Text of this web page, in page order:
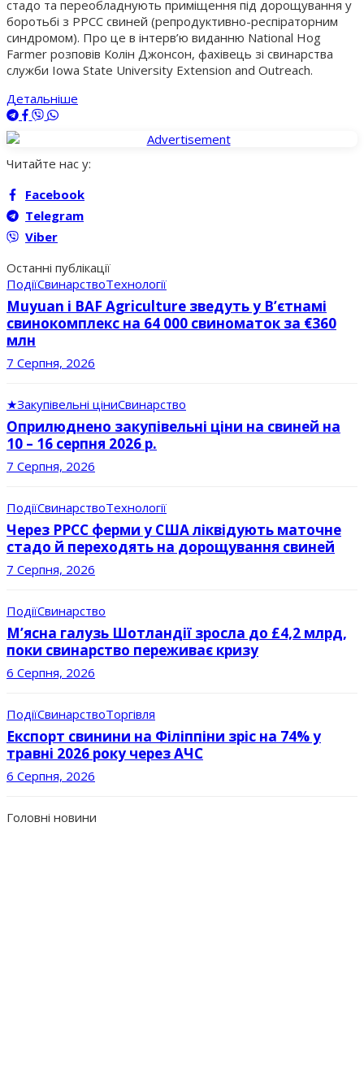
стадо та переобладнують приміщення під дорощування у
боротьбі з РРСС свиней (репродуктивно-респіраторним
синдромом). Про це в інтерв’ю виданню National Hog
Farmer розповів Колін Джонсон, фахівець зі свинарства
служби Iowa State University Extension and Outreach.
Детальніше
Читайте нас у:
Facebook
Telegram
Viber
Останні публікації
ПодіїСвинарствоТехнології
Muyuan і BAF Agriculture зведуть у В’єтнамі
свинокомплекс на 64 000 свиноматок за €360
млн
7 Серпня, 2026
★Закупівельні ціниСвинарство
Оприлюднено закупівельні ціни на свиней на
10 – 16 серпня 2026 р.
7 Серпня, 2026
ПодіїСвинарствоТехнології
Через РРСС ферми у США ліквідують маточне
стадо й переходять на дорощування свиней
7 Серпня, 2026
ПодіїСвинарство
М’ясна галузь Шотландії зросла до £4,2 млрд,
поки свинарство переживає кризу
6 Серпня, 2026
ПодіїСвинарствоТоргівля
Експорт свинини на Філіппіни зріс на 74% у
травні 2026 року через АЧС
6 Серпня, 2026
Головні новини